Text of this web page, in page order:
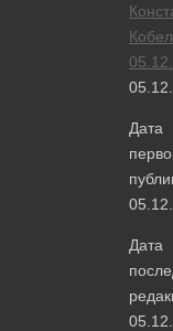
Дата
Дата